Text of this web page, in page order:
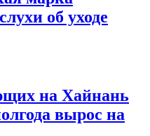
об уходе
на Хайнань
вырос на